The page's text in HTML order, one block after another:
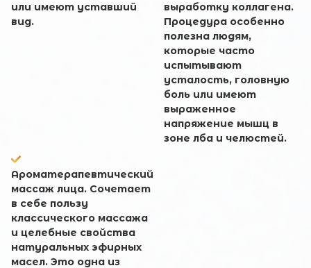
или имеют уставший
вид.
выработку коллагена.
Процедура особенно
полезна людям,
которые часто
испытывают
усталость, головную
боль или имеют
выраженное
напряжение мышц в
зоне лба и челюстей.
Ароматерапевтический
массаж лица. Сочетает
в себе пользу
классического массажа
и целебные свойства
натуральных эфирных
масел. Это одна из